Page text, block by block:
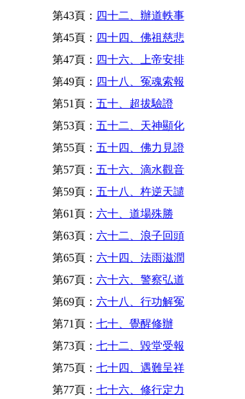
第43頁： 四十二、辦道軼事
第45頁： 四十四、佛祖慈悲
第47頁： 四十六、上帝安排
第49頁： 四十八、冤魂索報
第51頁： 五十、超拔驗證
第53頁： 五十二、天神顯化
第55頁： 五十四、佛力見證
第57頁： 五十六、滴水觀音
第59頁： 五十八、杵逆天譴
第61頁： 六十、道場殊勝
第63頁： 六十二、浪子回頭
第65頁： 六十四、法雨滋潤
第67頁： 六十六、警察弘道
第69頁： 六十八、行功解冤
第71頁： 七十、覺醒修辦
第73頁： 七十二、毀堂受報
第75頁： 七十四、遇難呈祥
第77頁： 七十六、修行定力